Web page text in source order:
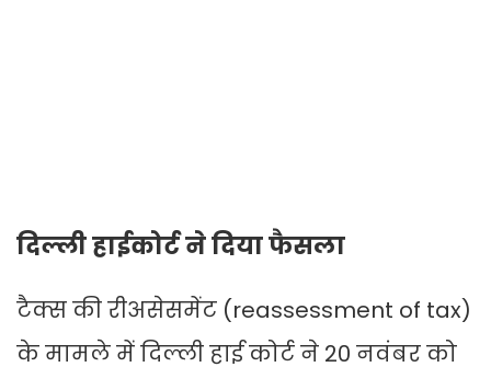
दिल्ली हाईकोर्ट ने दिया फैसला
टैक्स की रीअसेसमेंट (reassessment of tax)
के मामले में दिल्ली हाई कोर्ट ने 20 नवंबर को